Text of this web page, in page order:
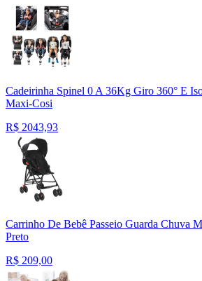
Cadeirinha Spinel 0 A 36Kg Giro 360° E
Maxi-Cosi
R$ 2043,93
Carrinho De Bebê Passeio Guarda Chuva
Preto
R$ 209,00